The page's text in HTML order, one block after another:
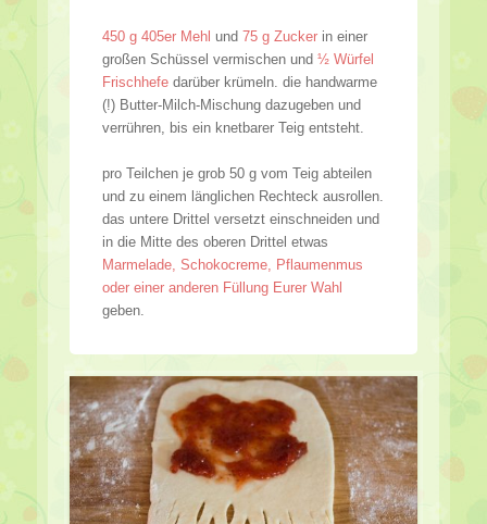
450 g 405er Mehl und 75 g Zucker in einer
großen Schüssel vermischen und ½ Würfel
Frischhefe darüber krümeln. die handwarme
(!) Butter-Milch-Mischung dazugeben und
verrühren, bis ein knetbarer Teig entsteht.
pro Teilchen je grob 50 g vom Teig abteilen
und zu einem länglichen Rechteck ausrollen.
das untere Drittel versetzt einschneiden und
in die Mitte des oberen Drittel etwas
Marmelade, Schokocreme, Pflaumenmus
oder einer anderen Füllung Eurer Wahl
geben.